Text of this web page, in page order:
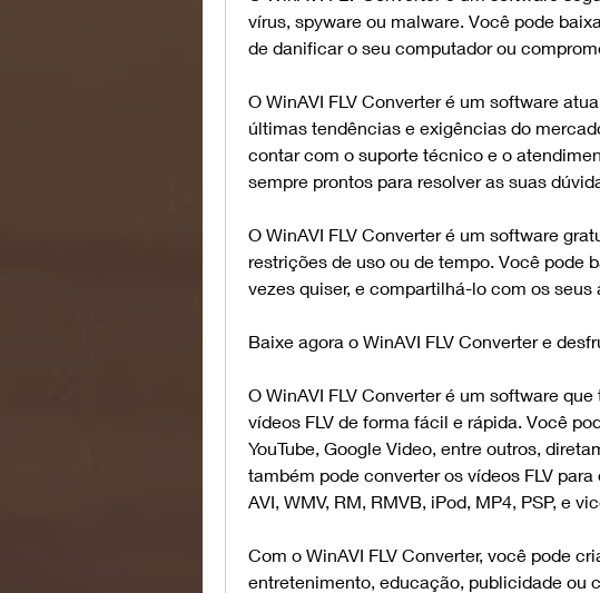
vírus, spyware ou malware. Você pode
de danificar o seu computador ou
O WinAVI FLV Converter é um software
últimas tendências e exigências do
contar com o suporte técnico e o
sempre prontos para resolver as suas
O WinAVI FLV Converter é um software
restrições de uso ou de tempo. Você pode
vezes quiser, e compartilhá-lo com os
Baixe agora o WinAVI FLV Converter e
O WinAVI FLV Converter é um software
vídeos FLV de forma fácil e rápida. Você
YouTube, Google Video, entre outros,
também pode converter os vídeos FLV
AVI, WMV, RM, RMVB, iPod, MP4, PSP, e
Com o WinAVI FLV Converter, você pode
entretenimento, educação, publicidade ou